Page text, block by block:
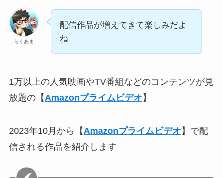
らくあま
配信作品が増えてきて楽しみだよ
ね
1万以上の人気映画やTV番組などのコンテンツが見
放題の【 Amazonプライムビデオ 】
2023年10月から【Amazonプライムビデオ 】で配
信される作品を紹介します